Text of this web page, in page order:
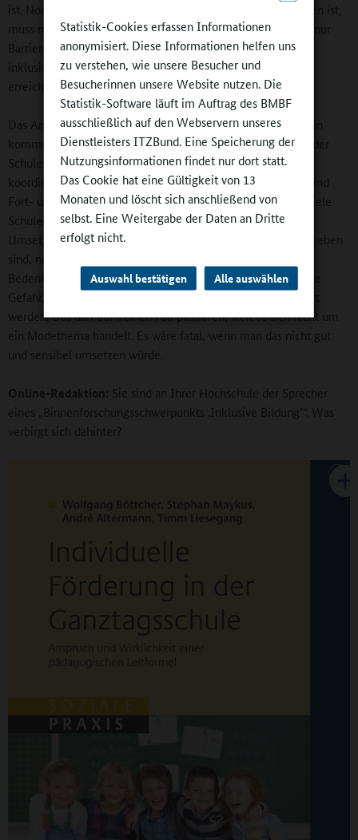
Statistik-Cookies erfassen Informationen
anonymisiert. Diese Informationen helfen uns
zu verstehen, wie unsere Besucher und
Besucherinnen unsere Website nutzen. Die
Statistik-Software läuft im Auftrag des BMBF
ausschließlich auf den Webservern unseres
Dienstleisters ITZBund. Eine Speicherung der
Nutzungsinformationen findet nur dort statt.
Das Cookie hat eine Gültigkeit von 13
Monaten und löscht sich anschließend von
selbst. Eine Weitergabe der Daten an Dritte
erfolgt nicht.
Auswahl bestätigen Alle auswählen
ist. Noch mehr, als es rund um den Ganztag diskutiert worden ist,
muss man Raumkonzepte völlig neu überdenken, um nicht nur
Barrierefreiheit, sondern eine neue pädagogische Qualität
inklusiver Bildung als Merkmal von Schulentwicklung zu
erreichen. Das ist das Eine.
Das Andere betrifft die Personalsituation: Zu den Lehrkräften
kommen sozialpädagogische und andere Fachkräfte, die in der
Schule mitarbeiten oder mit denen man die eigene Arbeit
koordinieren muss. Auch das kostet natürlich Geld, und es sind
Fort- und Weiterbildungen gerade für Lehrkräfte gefragt. Viele
Schulen äußern, dass die große Idee Inklusion mit dem
Umsetzungsprozess und den Möglichkeiten, die vor Ort gegeben
sind, noch nicht zusammenpassen. Die Politik muss diese
Bedenken ernst nehmen und aufgreifen. Ansonsten droht die
Gefahr, dass die Betroffenen vor Ort irgendwann demotiviert
werden. Das darf auf keinen Fall passieren, weil es sich nicht um
ein Modethema handelt. Es wäre fatal, wenn man das nicht gut
und sensibel umsetzen würde.
Online-Redaktion:
Sie sind an Ihrer Hochschule der Sprecher
eines „Binnenforschungsschwerpunkts ‚Inklusive Bildung’“. Was
verbirgt sich dahinter?